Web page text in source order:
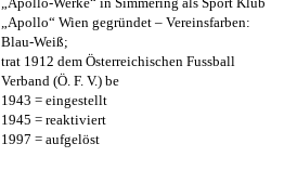
„Apollo“ Wien gegründet – Vereinsfarben:
Blau-Weiß;
trat 1912 dem Österreichischen Fussball
Verband (Ö. F. V.) be
1943 = eingestellt
1945 = reaktiviert
1997 = aufgelöst